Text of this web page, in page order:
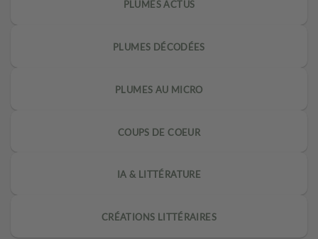
PLUMES ACTUS
PLUMES DÉCODÉES
PLUMES AU MICRO
COUPS DE COEUR
IA & LITTÉRATURE
CRÉATIONS LITTÉRAIRES